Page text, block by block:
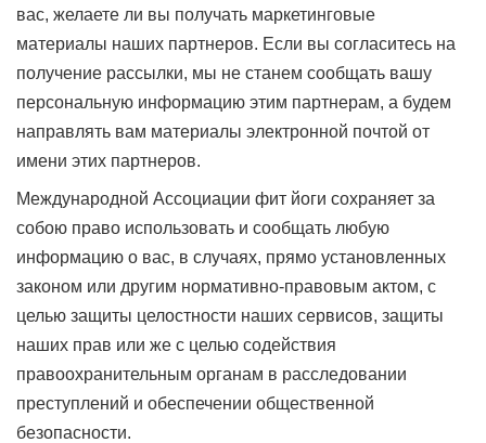
вас, желаете ли вы получать маркетинговые
материалы наших партнеров. Если вы согласитесь на
получение рассылки, мы не станем сообщать вашу
персональную информацию этим партнерам, а будем
направлять вам материалы электронной почтой от
имени этих партнеров.
Международной Ассоциации фит йоги сохраняет за
собою право использовать и сообщать любую
информацию о вас, в случаях, прямо установленных
законом или другим нормативно-правовым актом, с
целью защиты целостности наших сервисов, защиты
наших прав или же с целью содействия
правоохранительным органам в расследовании
преступлений и обеспечении общественной
безопасности.